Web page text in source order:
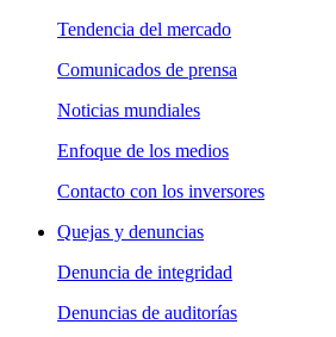
Tendencia del mercado
Comunicados de prensa
Noticias mundiales
Enfoque de los medios
Contacto con los inversores
Quejas y denuncias
Denuncia de integridad
Denuncias de auditorías